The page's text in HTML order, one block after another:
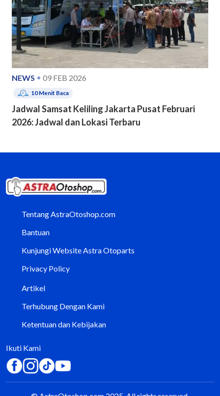
NEWS 09 FEB 2026
10Menit Baca
Jadwal Samsat Keliling Jakarta Pusat Februari
2026: Jadwal dan Lokasi Terbaru
Tentang AstraOtoshop.com
Bantuan
Kunjungi Website Astra Otoparts
Privacy Policy
Artikel
Terhubung Dengan Kami
Ketentuan dan Kebijakan
Ikuti Kami